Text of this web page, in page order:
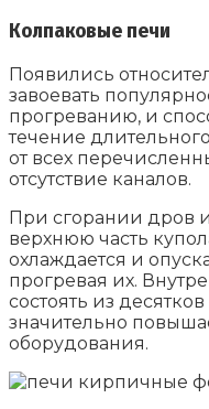
Колпаковые печи
Появились
завоевать
прогреванию, и
течение
от всех
отсутствие каналов.
При сгорании дров
верхнюю часть
охлаждается и
прогревая их.
состоять из
значительно
оборудования.